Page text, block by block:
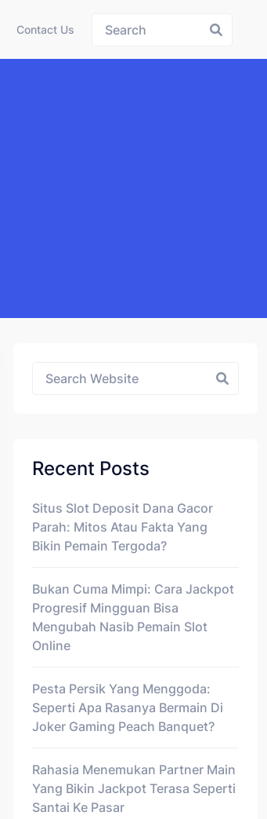
Contact Us
Recent Posts
Situs Slot Deposit Dana Gacor
Parah: Mitos Atau Fakta Yang
Bikin Pemain Tergoda?
Bukan Cuma Mimpi: Cara Jackpot
Progresif Mingguan Bisa
Mengubah Nasib Pemain Slot
Online
Pesta Persik Yang Menggoda:
Seperti Apa Rasanya Bermain Di
Joker Gaming Peach Banquet?
Rahasia Menemukan Partner Main
Yang Bikin Jackpot Terasa Seperti
Santai Ke Pasar